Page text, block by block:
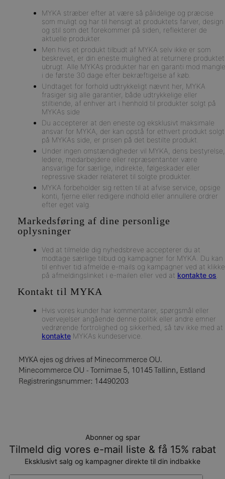
MYKA stræber efter at være så pålidelige og præcise
som muligt og har til hensigt at produktets farver, design
og stil som det forekommer på siden, reflekterer de
aktuelle produkter.
Men hvis et produkt tilbudt af MYKA selv ikke er som
beskrevet, er din eneste mulighed at returnere produktet
ubrugt. Alle MYKAs produkter har en garanti mod
i de første 30 dage efter bekræftigelse af køb.
Undtaget for forhold udtrykkeligt nævnt her, MYKA
frasiger sig alle garantier, både udtrykkelige eller
stiltiende, af enhver art i henhold til produkter solgt på
MYKAs side
Du accepterer at den eneste og eksklusivt maksimale
ansvar for MYKA, der kan opstå for ethvert produkt solgt
på MYKAs side, er prisen på det bestilte produkt.
Under ingen omstændigheder vil MYKA, dens bestyrelse,
ledere, medarbejdere eller repræsentanter være
ansvarlige for særlige, indirekte, følgeskader eller
repressive skader relateret til solgte produkter.
MYKA forbeholder sig retten til at afvise service, opsige
konti, fjerne eller redigere indhold eller annullere ordrer
efter eget valg.
Markedsføring af dine personlige
oplysninger
Ved at tilmelde dig nyhedsbreve accepterer du at
modtage særlige tilbud og kampagner for MYKA. Du kan
til enhver tid afmelde e-mails og kampagner ved at klikke
på afmeldingslinket i e-mailen eller ved at kontakte os
Kontakt til MYKA
Hvis vores kunder har kommentarer, spørgsmål eller
overvejelser angående denne politik eller andre emner
vedrørende fortrolighed og sikkerhed, så tøv ikke med at
kontakte MYKAs kundeservice.
Abonner og spar
Tilmeld dig vores e-mail liste & få 15% rabat
Eksklusivt salg og kampagner direkte til din indbakke